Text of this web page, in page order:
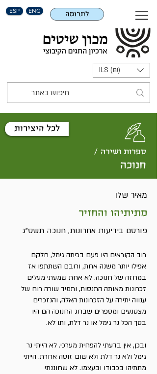
ESP ENG לתרומה
ILS (₪)
לכל היצירות
ספרות ושירה /
חנוכה
מאיר שלו
מתיתיהו והחזיר
פורסם בידיעות אחרונות, חנוכה תשס"ג
רוב הקוראים היו פעם בכיתה גימל, חלקם
אפילו יותר משנה אחת, ורובם השתתפו אז
במחזה של חנוכה. לא אחת שמעתי מעלים
זכרונות מאותה התנסות, ותמיד שורה רוח של
ענווה יתירה על הזכרונות האלה, והנזכרים
מצטנעים ומספרים שבחג החנוכה הם היו
בסך הכל נר גימל או נר דלת, ותו לא.
ובכן, אין בדעתי להפחית מערכי. לא הייתי נר
גימל ולא נר דלת ולא שום זוטה אחרת. הייתי
מתתיהו בכבודו ובעצמו. לא שחוננתי